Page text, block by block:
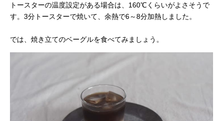
トースターの温度設定がある場合は、160℃くらいがよさそうで
す。3分トースターで焼いて、余熱で6～8分加熱しました。
では、焼き立てのベーグルを食べてみましょう。